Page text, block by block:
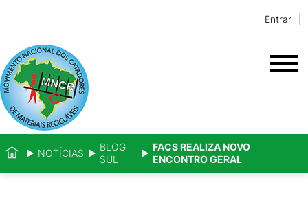
Entrar
NOTÍCIAS
BLOG
SUL
FACS REALIZA NOVO
ENCONTRO GERAL